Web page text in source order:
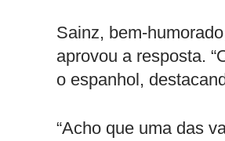
Sainz, bem-
aprovou a resposta.
o espanhol,
“Acho que uma das